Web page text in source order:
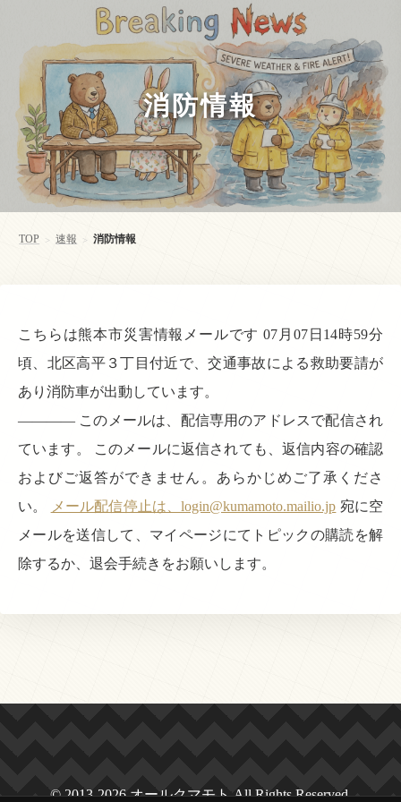
消防情報
TOP > 速報 > 消防情報
こちらは熊本市災害情報メールです 07月07日14時59分
頃、北区高平３丁目付近で、交通事故による救助要請が
あり消防車が出動しています。
———— このメールは、配信専用のアドレスで配信され
ています。 このメールに返信されても、返信内容の確認
およびご返答ができません。あらかじめご了承くださ
い。
メール配信停止は、login@kumamoto.mailio.jp 宛に空
メールを送信して、マイページにてトピックの購読を解
除するか、退会手続きをお願いします。
© 2013-2026 オールクマモト All Rights Reserved.